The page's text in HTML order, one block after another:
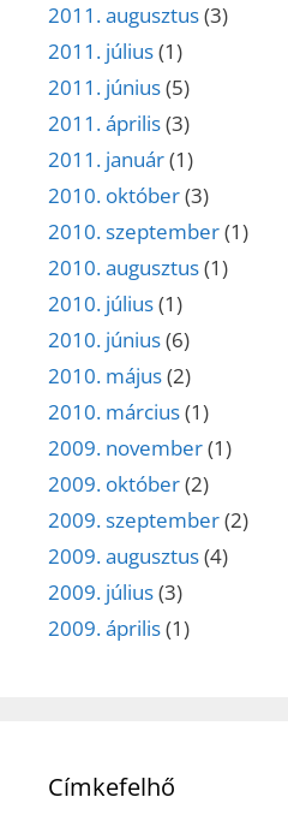
2011. augusztus(3)
2011. július(1)
2011. június(5)
2011. április(3)
2011. január(1)
2010. október(3)
2010. szeptember(1)
2010. augusztus(1)
2010. július(1)
2010. június(6)
2010. május(2)
2010. március(1)
2009. november(1)
2009. október(2)
2009. szeptember(2)
2009. augusztus(4)
2009. július(3)
2009. április(1)
Címkefelhő